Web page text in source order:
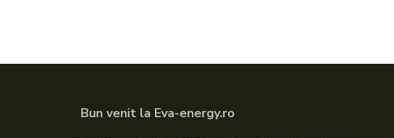
Bun venit la Eva-energy.ro